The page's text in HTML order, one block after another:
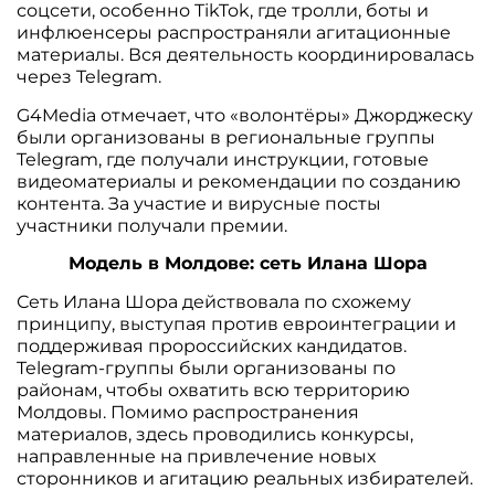
соцсети, особенно TikTok, где тролли, боты и
инфлюенсеры распространяли агитационные
материалы. Вся деятельность координировалась
через Telegram.
G4Media отмечает, что «волонтёры» Джорджеску
были организованы в региональные группы
Telegram, где получали инструкции, готовые
видеоматериалы и рекомендации по созданию
контента. За участие и вирусные посты
участники получали премии.
Модель в Молдове: сеть Илана Шора
Сеть Илана Шора действовала по схожему
принципу, выступая против евроинтеграции и
поддерживая пророссийских кандидатов.
Telegram-группы были организованы по
районам, чтобы охватить всю территорию
Молдовы. Помимо распространения
материалов, здесь проводились конкурсы,
направленные на привлечение новых
сторонников и агитацию реальных избирателей.